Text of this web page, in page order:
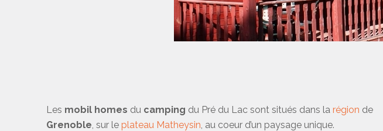
Les mobil homes du camping du Pré du Lac sont situés dans la région de
Grenoble, sur le plateau Matheysin, au coeur d’un paysage unique.